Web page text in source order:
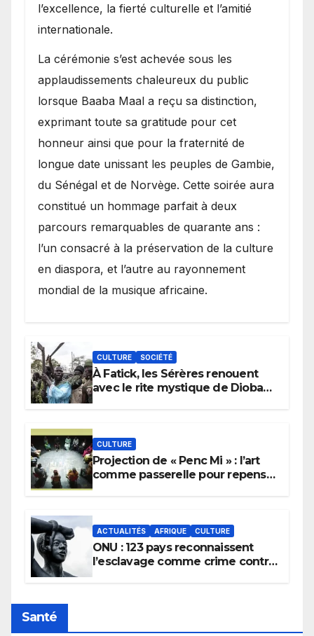
l’excellence, la fierté culturelle et l’amitié
internationale.
​La cérémonie s’est achevée sous les
applaudissements chaleureux du public
lorsque Baaba Maal a reçu sa distinction,
exprimant toute sa gratitude pour cet
honneur ainsi que pour la fraternité de
longue date unissant les peuples de Gambie,
du Sénégal et de Norvège. Cette soirée aura
constitué un hommage parfait à deux
parcours remarquables de quarante ans :
l’un consacré à la préservation de la culture
en diaspora, et l’autre au rayonnement
mondial de la musique africaine.
CULTURE SOCIÉTÉ
À Fatick, les Sérères renouent
avec le rite mystique de Diobaye
CULTURE
Projection de « Penc Mi » : l’art
comme passerelle pour repenser
ACTUALITÉS AFRIQUE CULTURE
ONU : 123 pays reconnaissent
l’esclavage comme crime contre
Santé